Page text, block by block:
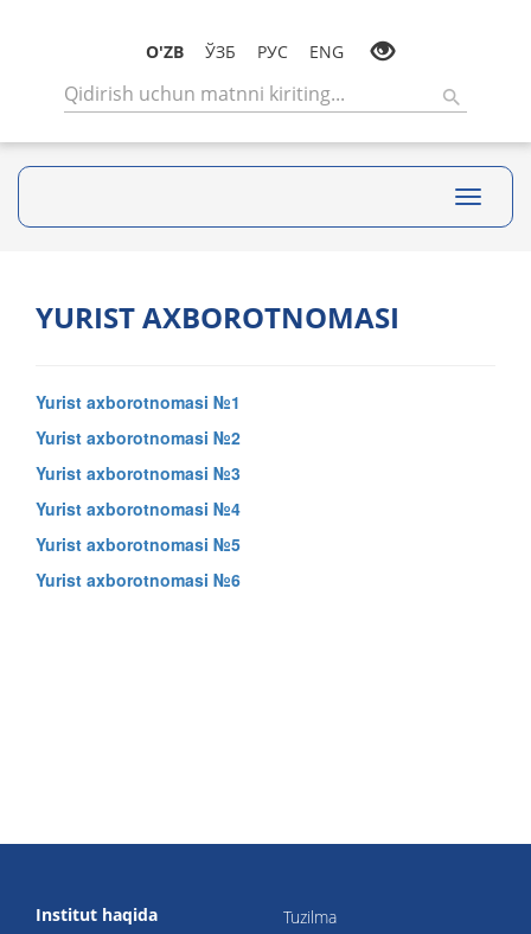
O'ZB ЎЗБ РУС ENG
Toggle
YURIST AXBOROTNOMASI
Yurist axborotnomasi №1
Yurist axborotnomasi №2
Yurist axborotnomasi №3
Yurist axborotnomasi №4
Yurist axborotnomasi №5
Yurist axborotnomasi №6
Institut haqida Tuzilma